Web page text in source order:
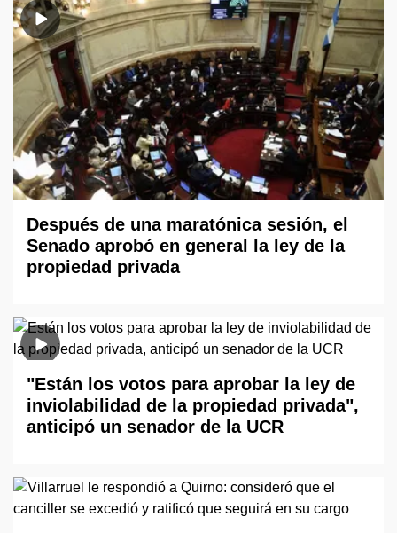
Después de una maratónica sesión, el
Senado aprobó en general la ley de la
propiedad privada
"Están los votos para aprobar la ley de
inviolabilidad de la propiedad privada",
anticipó un senador de la UCR